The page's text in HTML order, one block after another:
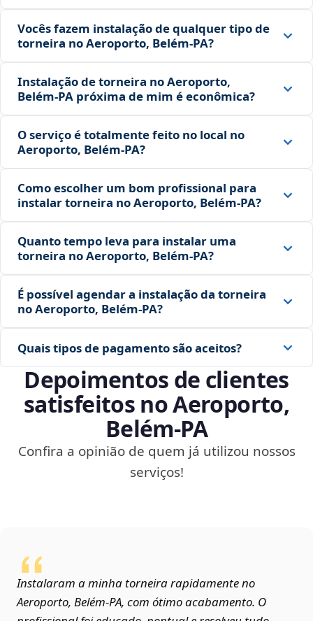
Vocês fazem instalação de qualquer tipo de
torneira no Aeroporto, Belém‑PA?
Instalação de torneira no Aeroporto,
Belém‑PA próxima de mim é econômica?
O serviço é totalmente feito no local no
Aeroporto, Belém‑PA?
Como escolher um bom profissional para
instalar torneira no Aeroporto, Belém‑PA?
Quanto tempo leva para instalar uma
torneira no Aeroporto, Belém‑PA?
É possível agendar a instalação da torneira
no Aeroporto, Belém‑PA?
Quais tipos de pagamento são aceitos?
Depoimentos de clientes
satisfeitos no Aeroporto,
Belém‑PA
Confira a opinião de quem já utilizou nossos
serviços!
Instalaram a minha torneira rapidamente no
Aeroporto, Belém‑PA, com ótimo acabamento. O